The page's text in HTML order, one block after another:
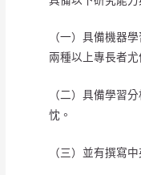
（一）具備機器
兩種以上專長者尤
（二）具備學習
忱。
（三）並有撰寫